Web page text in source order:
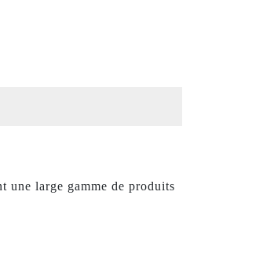
une large gamme de produits